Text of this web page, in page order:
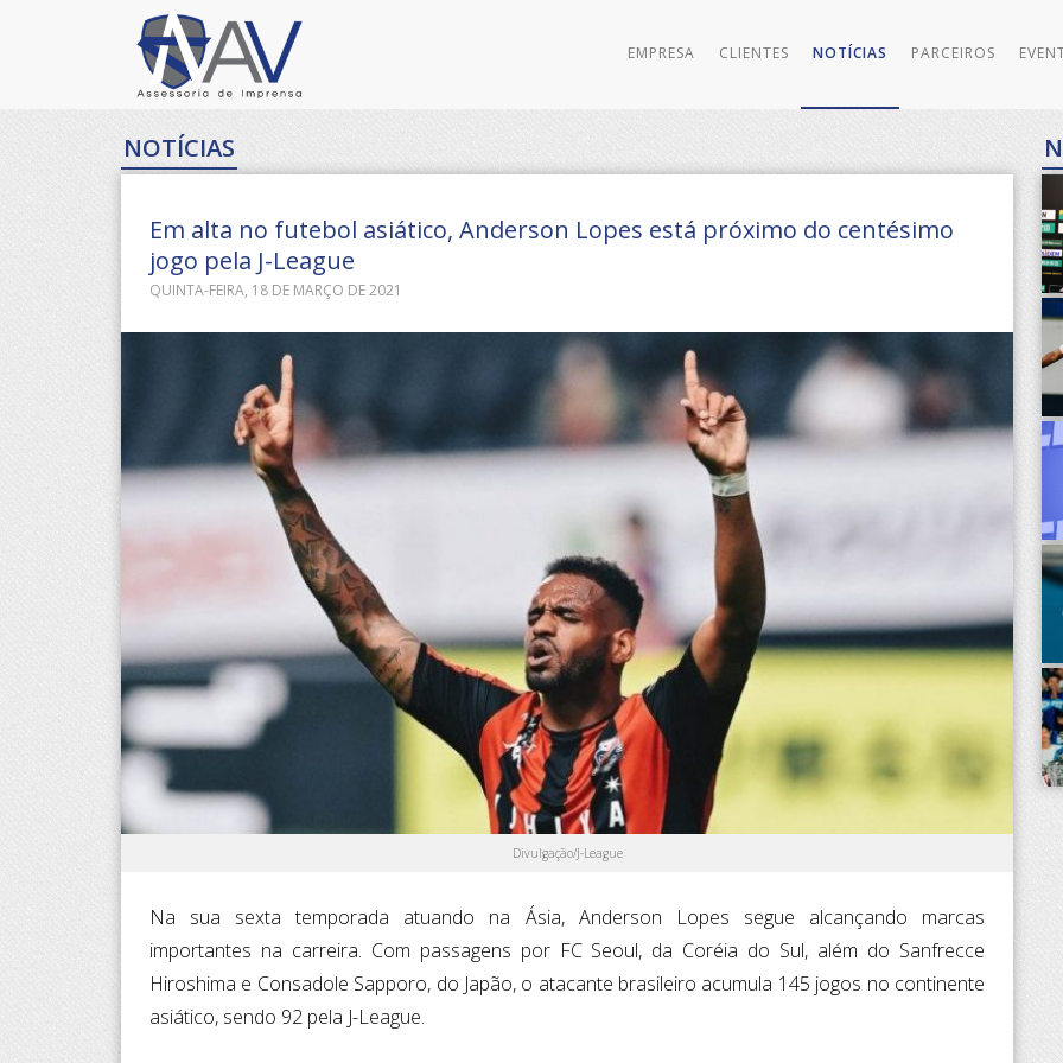
EMPRESA CLIENTES NOTÍCIAS PARCEIROS
NOTÍCIAS
Em alta no futebol asiático, Anderson Lopes está próximo do centésimo
jogo pela J-League
QUINTA-FEIRA, 18 DE MARÇO DE 2021
Divulgação/J-League
Na sua sexta temporada atuando na Ásia, Anderson Lopes segue alcançando marcas
importantes na carreira. Com passagens por FC Seoul, da Coréia do Sul, além do Sanfrecce
Hiroshima e Consadole Sapporo, do Japão, o atacante brasileiro acumula 145 jogos no continente
asiático, sendo 92 pela J-League.